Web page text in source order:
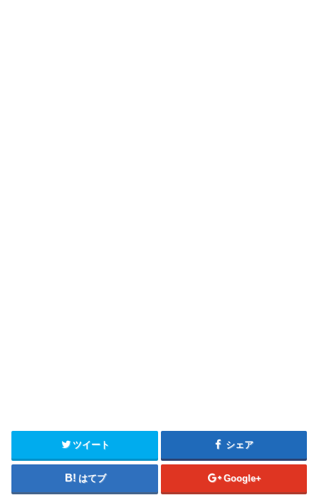
ツイート シェア
はてブ Google+